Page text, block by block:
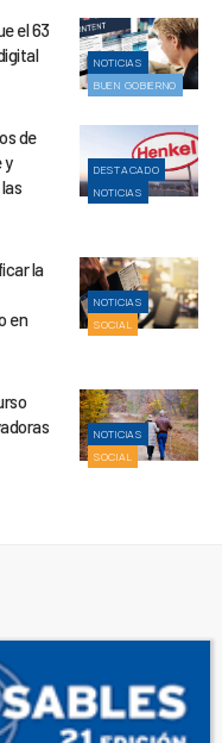
NOTICIAS
BUEN GOBIERNO
el 63
DESTACADO
NOTICIAS
de
y
NOTICIAS
SOCIAL
la
en
NOTICIAS
SOCIAL